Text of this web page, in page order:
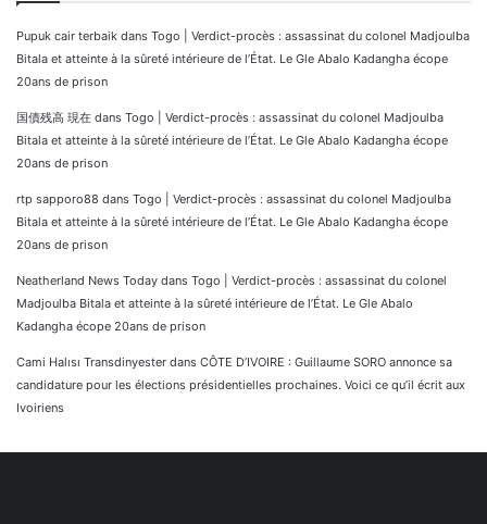
Pupuk cair terbaik dans Togo | Verdict-procès : assassinat du colonel Madjoulba
Bitala et atteinte à la sûreté intérieure de l’État. Le Gle Abalo Kadangha écope
20ans de prison
国債残高 現在 dans Togo | Verdict-procès : assassinat du colonel Madjoulba
Bitala et atteinte à la sûreté intérieure de l’État. Le Gle Abalo Kadangha écope
20ans de prison
rtp sapporo88 dans Togo | Verdict-procès : assassinat du colonel Madjoulba
Bitala et atteinte à la sûreté intérieure de l’État. Le Gle Abalo Kadangha écope
20ans de prison
Neatherland News Today dans Togo | Verdict-procès : assassinat du colonel
Madjoulba Bitala et atteinte à la sûreté intérieure de l’État. Le Gle Abalo
Kadangha écope 20ans de prison
Cami Halısı Transdinyester dans CÔTE D’IVOIRE : Guillaume SORO annonce sa
candidature pour les élections présidentielles prochaines. Voici ce qu’il écrit aux
Ivoiriens